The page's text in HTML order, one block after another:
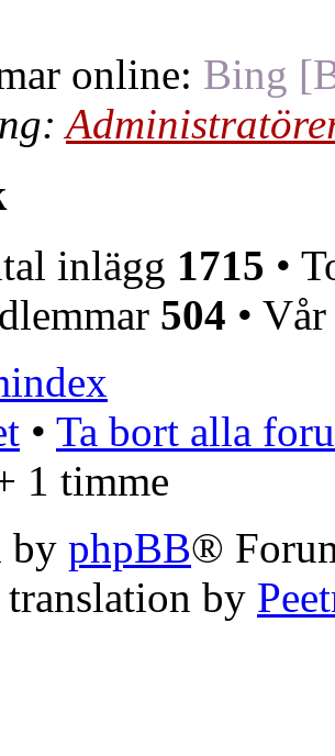
online: Bing
inlägg 1715 •
504 •
• Ta bort alla
1 timme
by phpBB®
translation by